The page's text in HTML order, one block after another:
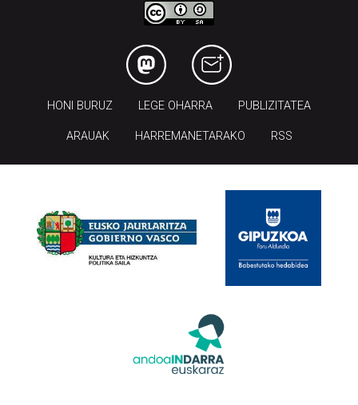
HONI BURUZ LEGE OHARRA PUBLIZITATEA
ARAUAK HARREMANETARAKO RSS